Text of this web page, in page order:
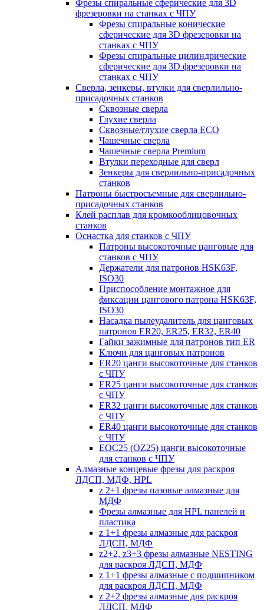
Фрезы спиральные сферические для 3D
фрезеровки на станках с ЧПУ
Фрезы спиральные конические
сферические для 3D фрезеровки на
станках с ЧПУ
Фрезы спиральные цилиндрические
сферические для 3D фрезеровки на
станках с ЧПУ
Сверла, зенкеры, втулки для сверлильно-
присадочных станков
Сквозные сверла
Глухие сверла
Сквозные/глухие сверла ECO
Чашечные сверла
Чашечные сверла Premium
Втулки переходные для сверл
Зенкеры для сверлильно-присадочных
станков
Патроны быстросъемные для сверлильно-
присадочных станков
Клей расплав для кромкооблицовочных
станков
Оснастка для станков с ЧПУ
Патроны высокоточные цанговые для
станков с ЧПУ
Держатели для патронов HSK63F,
ISO30
Приспособление монтажное для
фиксации цангового патрона HSK63F,
ISO30
Насадка пылеудалитель для цанговых
патронов ER20, ER25, ER32, ER40
Гайки зажимные для патронов тип ER
Ключи для цанговых патронов
ER20 цанги высокоточные для станков
с ЧПУ
ER25 цанги высокоточные для станков
с ЧПУ
ER32 цанги высокоточные для станков
с ЧПУ
ER40 цанги высокоточные для станков
с ЧПУ
EOC25 (OZ25) цанги высокоточные
для станков с ЧПУ
Алмазные концевые фрезы для раскроя
ЛДСП, МДФ, HPL
z 2+1 фрезы пазовые алмазные для
МДФ
Фрезы алмазные для HPL панелей и
пластика
z 1+1 фрезы алмазные для раскроя
ЛДСП, МДФ
z2+2, z3+3 фрезы алмазные NESTING
для раскроя ЛДСП, МДФ
z 1+1 фрезы алмазные с подшипником
для раскроя ЛДСП, МДФ
z 2+2 фрезы алмазные для раскроя
ЛДСП, МДФ